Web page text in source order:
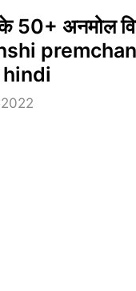
50+ अनमोल